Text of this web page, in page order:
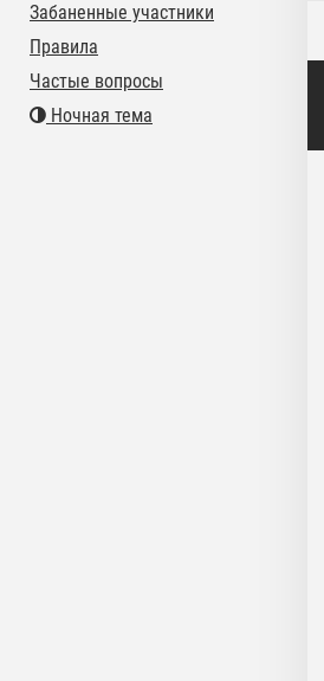
Забаненные участники
Правила
Частые вопросы
Ночная тема